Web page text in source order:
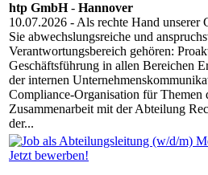
htp GmbH- Hannover
10.07.2026 - Als rechte Hand unserer
Sie abwechslungsreiche und
Verantwortungsbereich gehören:
Geschäftsführung in allen Bereichen
der internen
Compliance-Organisation für Themen
Zusammenarbeit mit der Abteilung
der...